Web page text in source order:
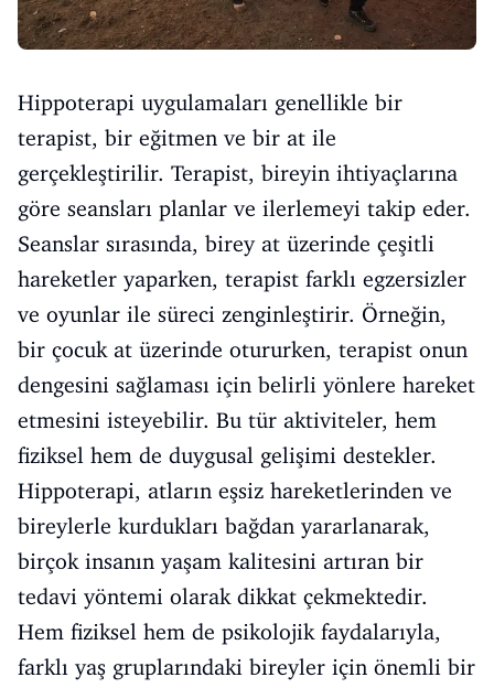
Hippoterapi uygulamaları genellikle bir
terapist, bir eğitmen ve bir at ile
gerçekleştirilir. Terapist, bireyin ihtiyaçlarına
göre seansları planlar ve ilerlemeyi takip eder.
Seanslar sırasında, birey at üzerinde çeşitli
hareketler yaparken, terapist farklı egzersizler
ve oyunlar ile süreci zenginleştirir. Örneğin,
bir çocuk at üzerinde otururken, terapist onun
dengesini sağlaması için belirli yönlere hareket
etmesini isteyebilir. Bu tür aktiviteler, hem
fiziksel hem de duygusal gelişimi destekler.
Hippoterapi, atların eşsiz hareketlerinden ve
bireylerle kurdukları bağdan yararlanarak,
birçok insanın yaşam kalitesini artıran bir
tedavi yöntemi olarak dikkat çekmektedir.
Hem fiziksel hem de psikolojik faydalarıyla,
farklı yaş gruplarındaki bireyler için önemli bir